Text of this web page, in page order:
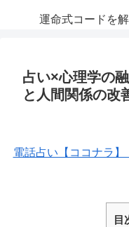
運命式コードを
占い×心理学の
と人間関係の改
電話占い【ココナラ
目